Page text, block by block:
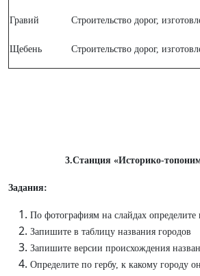
Гравий Строительство дорог,
Щебень Строительство дорог,
3.Станция «Историко-
Задания:
По фотографиям на слайдах определите
Запишите в таблицу названия городов
Запишите версии происхождения
Определите по гербу, к какому городу